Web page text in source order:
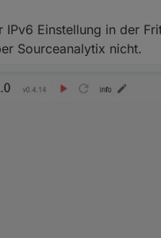
auch nicht aufgelistet.
Einstellung in der
Sourceanalytix nicht.